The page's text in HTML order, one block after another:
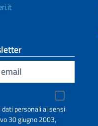
personali ai sensi
30 giugno 2003,